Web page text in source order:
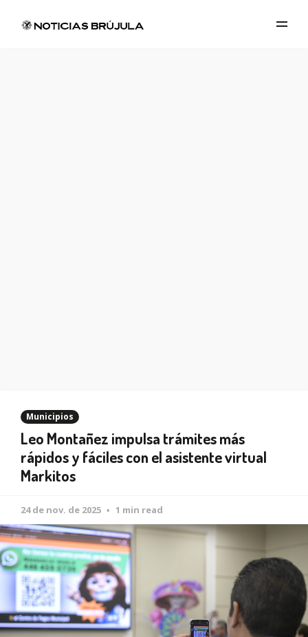
Municipios
Leo Montañez impulsa trámites más
rápidos y fáciles con el asistente virtual
Markitos
24 de nov. de 2025 1 min read